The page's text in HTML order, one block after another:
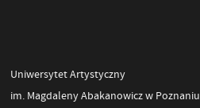
Uniwersytet Artystyczny
im. Magdaleny Abakanowicz w Poznaniu